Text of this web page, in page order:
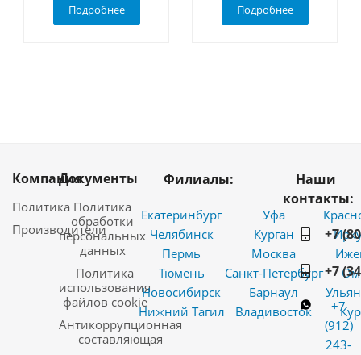
Подробнее Подробнее
Компания
Политика
Производители
Документы
Политика
обработки
персональных
данных
Политика
использования
файлов cookie
Антикоррупционная
составляющая
Филиалы:
Екатеринбург
Челябинск
Пермь
Тюмень
Новосибирск
Нижний Тагил
Уфа
Курган
Москва
Санкт-Петербург
Барнаул
Владивосток
Наши
контакты:
+7
+7
+7
(912)
243-